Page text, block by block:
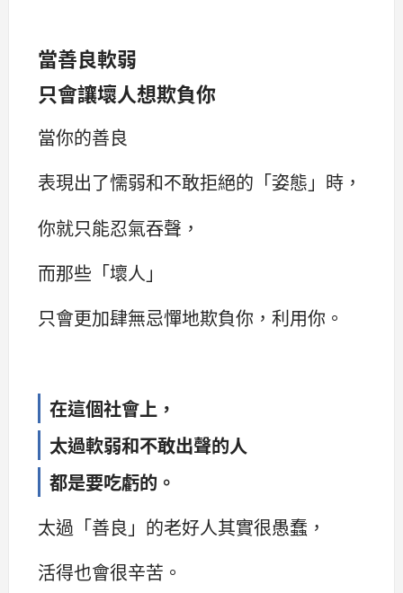
當善良軟弱
只會讓壞人想欺負你
當你的善良
表現出了懦弱和不敢拒絕的「姿態」時，
你就只能忍氣吞聲，
而那些「壞人」
只會更加肆無忌憚地欺負你，利用你。
在這個社會上，
太過軟弱和不敢出聲的人
都是要吃虧的。
太過「善良」的老好人其實很愚蠢，
活得也會很辛苦。